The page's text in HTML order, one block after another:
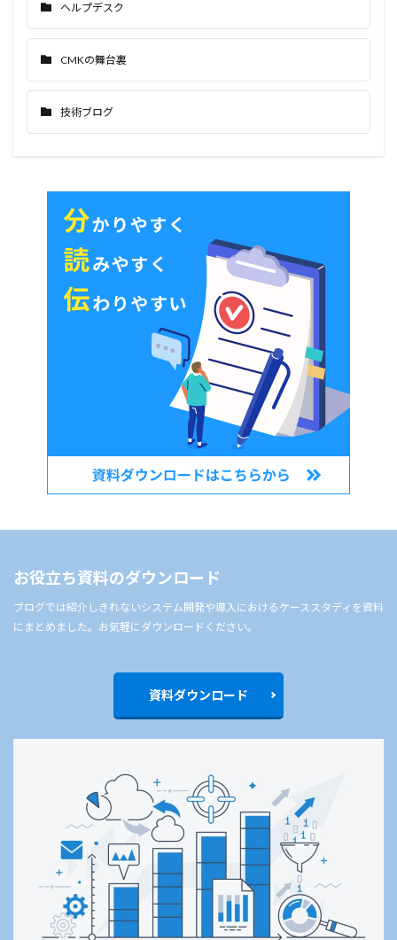
ヘルプデスク
CMKの舞台裏
技術ブログ
お役立ち資料のダウンロード
ブログでは紹介しきれないシステム開発や導入におけるケーススタディを資料
にまとめました。お気軽にダウンロードください。
資料ダウンロード